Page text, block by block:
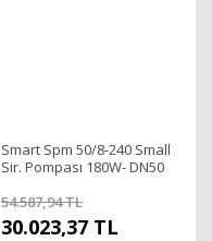
Smart Spm 50/8-240 Small
Sir. Pompası 180W- DN50
54.587,94 TL
30.023,37 TL